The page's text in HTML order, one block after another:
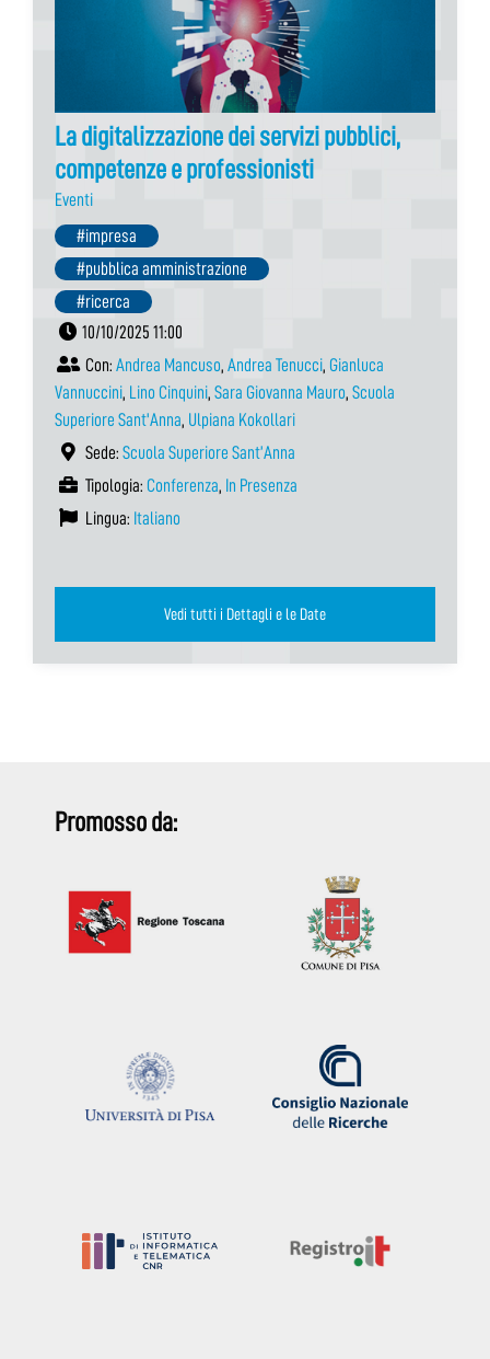
La digitalizzazione dei servizi pubblici,
competenze e professionisti
Eventi
#impresa
#pubblica amministrazione
#ricerca
10/10/2025 11:00
Con: Andrea Mancuso, Andrea Tenucci, Gianluca
Vannuccini, Lino Cinquini, Sara Giovanna Mauro, Scuola
Superiore Sant'Anna, Ulpiana Kokollari
Sede: Scuola Superiore Sant’Anna
Tipologia: Conferenza, In Presenza
Lingua: Italiano
Vedi tutti i Dettagli e le Date
Promosso da: